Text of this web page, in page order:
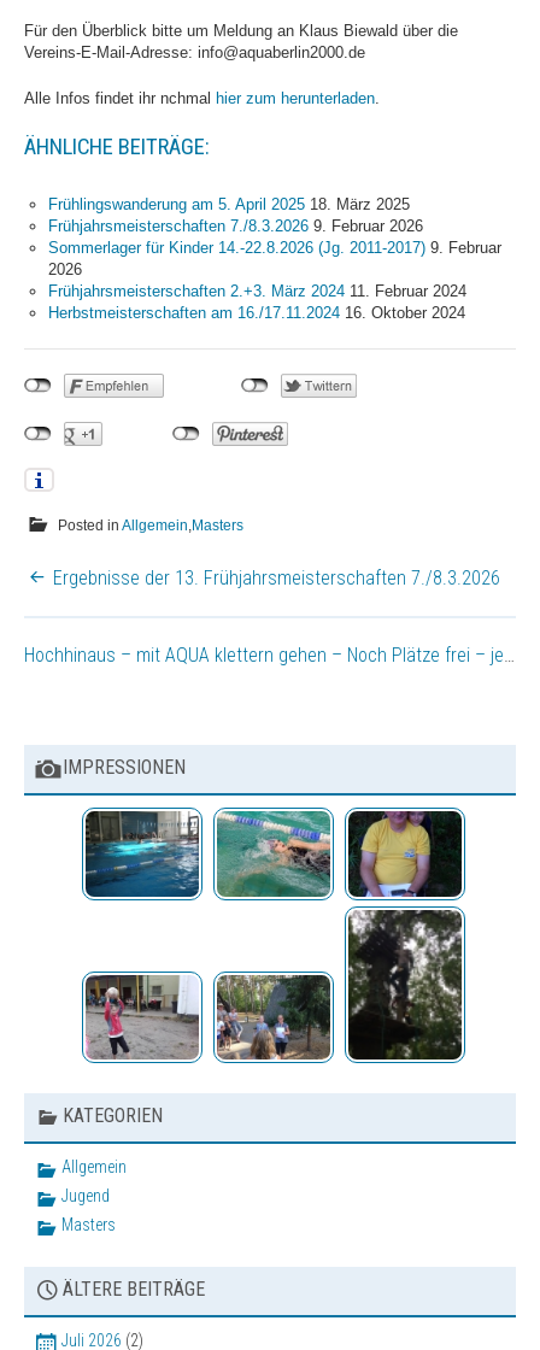
News
Zingster Straße
News
Jugend
News
Termine
Bestenliste
Schwimmprojekt Sulzfelder
Masters
News
Termine
Bestenliste
Termine
Sonstige Veranstaltungen
Vereinsbekleidung
Für den Überblick bitte um Meldung an Klaus Biewald über die
Vereins-E-Mail-Adresse: info@aquaberlin2000.de
Alle Infos findet ihr nchmal hier zum herunterladen.
ÄHNLICHE BEITRÄGE:
Frühlingswanderung am 5. April 202518. März 2025
Frühjahrsmeisterschaften 7./8.3.20269. Februar 2026
Sommerlager für Kinder 14.-22.8.2026 (Jg. 2011-2017)9. Februar
2026
Frühjahrsmeisterschaften 2.+3. März 202411. Februar 2024
Herbstmeisterschaften am 16./17.11.202416. Oktober 2024
Posted in Allgemein Masters
BEITRAGSNAVIGATION
Ergebnisse der 13. Frühjahrsmeisterschaften 7./8.3.2026
IMPRESSIONEN
KATEGORIEN
Allgemein
Jugend
Masters
ÄLTERE BEITRÄGE
Juli 2026 (2)